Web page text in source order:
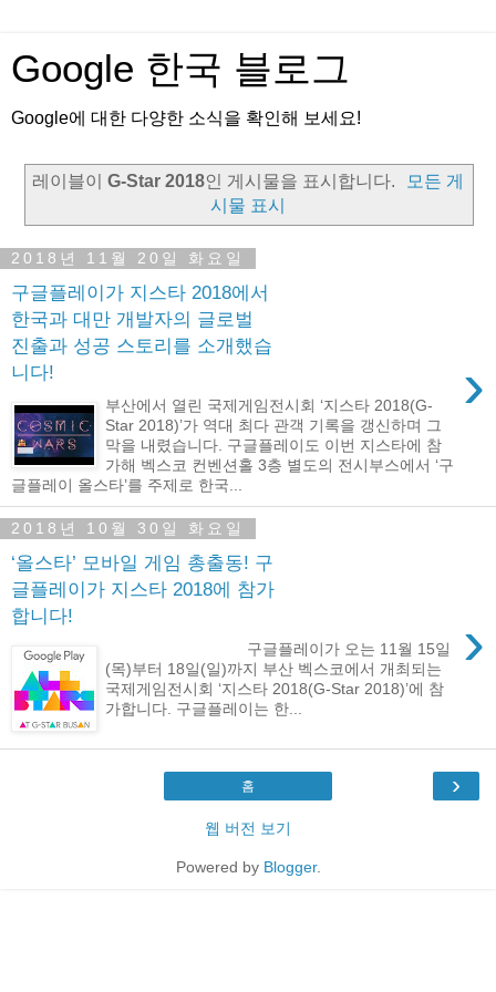
Google 한국 블로그
Google에 대한 다양한 소식을 확인해 보세요!
레이블이 G-Star 2018인 게시물을 표시합니다.
모든 게
시물 표시
2018년 11월 20일 화요일
구글플레이가 지스타 2018에서
한국과 대만 개발자의 글로벌
진출과 성공 스토리를 소개했습
니다!
›
부산에서 열린 국제게임전시회 ‘지스타 2018(G-
Star 2018)’가 역대 최다 관객 기록을 갱신하며 그
막을 내렸습니다. 구글플레이도 이번 지스타에 참
가해 벡스코 컨벤션홀 3층 별도의 전시부스에서 ‘구
글플레이 올스타’를 주제로 한국...
2018년 10월 30일 화요일
‘올스타’ 모바일 게임 총출동! 구
글플레이가 지스타 2018에 참가
합니다!
›
구글플레이가 오는 11월 15일
(목)부터 18일(일)까지 부산 벡스코에서 개최되는
국제게임전시회 ‘지스타 2018(G-Star 2018)’에 참
가합니다. 구글플레이는 한...
›
홈
웹 버전 보기
Powered by Blogger.